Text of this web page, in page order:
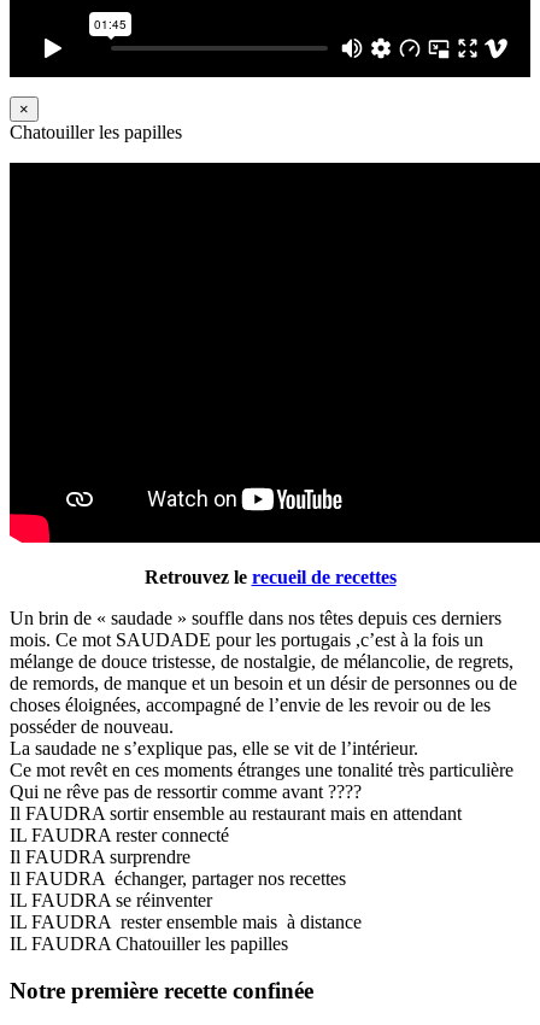
×
Chatouiller les papilles
Retrouvez le recueil de recettes
Un brin de « saudade » souffle dans nos têtes depuis ces derniers
mois. Ce mot SAUDADE pour les portugais ,c’est à la fois un
mélange de douce tristesse, de nostalgie, de mélancolie, de regrets,
de remords, de manque et un besoin et un désir de personnes ou de
choses éloignées, accompagné de l’envie de les revoir ou de les
posséder de nouveau.
La saudade ne s’explique pas, elle se vit de l’intérieur.
Ce mot revêt en ces moments étranges une tonalité très particulière
Qui ne rêve pas de ressortir comme avant ????
Il FAUDRA sortir ensemble au restaurant mais en attendant
IL FAUDRA rester connecté
Il FAUDRA surprendre
Il FAUDRA échanger, partager nos recettes
IL FAUDRA se réinventer
IL FAUDRA rester ensemble mais à distance
IL FAUDRA Chatouiller les papilles
Notre première recette confinée